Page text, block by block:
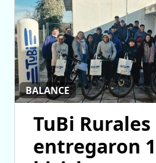
BALANCE
TuBi Rurales
entregaron